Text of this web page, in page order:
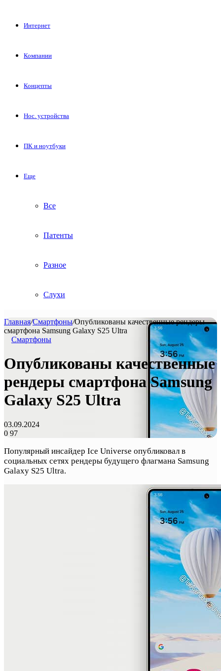
Интернет
Компании
Концепты
Нос. устройства
ПК и ноутбуки
Еще
Все
Патенты
Разное
Слухи
Главная/Смартфоны/Опубликованы качественные рендеры
смартфона Samsung Galaxy S25 Ultra
Смартфоны
Опубликованы качественные
рендеры смартфона Samsung
Galaxy S25 Ultra
03.09.2024
0 97
Популярный инсайдер Ice Universe опубликовал в
социальных сетях рендеры будущего флагмана Samsung
Galaxy S25 Ultra.